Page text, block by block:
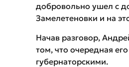
добровольно ушел с
Замелетеновки и на
Начав разговор,
том, что очередная
губернаторскими.